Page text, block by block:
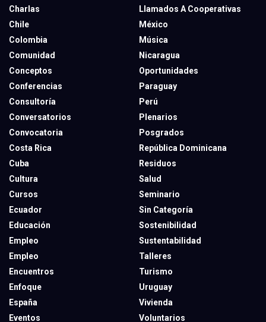
Charlas
Chile
Colombia
Comunidad
Conceptos
Conferencias
Consultoría
Conversatorios
Convocatoria
Costa Rica
Cuba
Cultura
Cursos
Ecuador
Educación
Empleo
Empleo
Encuentros
Enfoque
España
Eventos
Llamados A Cooperativas
México
Música
Nicaragua
Oportunidades
Paraguay
Perú
Plenarios
Posgrados
República Dominicana
Residuos
Salud
Seminario
Sin Categoría
Sostenibilidad
Sustentabilidad
Talleres
Turismo
Uruguay
Vivienda
Voluntarios